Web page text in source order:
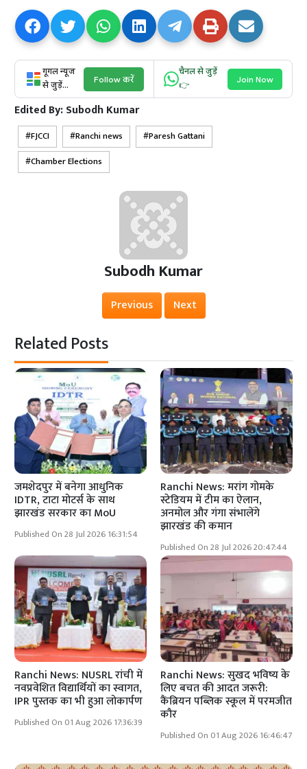
गूगल न्यूज
से जुड़ें...
Follow करें
चैनल से जुड़ें
👉
Join Now
Edited By:Subodh Kumar
FJCCI Ranchi news
Paresh Gattani
Chamber Elections
Subodh Kumar
Previous Next
Related Posts
जमशेदपुर में बनेगा आधुनिक
IDTR, टाटा मोटर्स के साथ
झारखंड सरकार का MoU
Published On 28 Jul 2026 16:31:54
Ranchi News: मरांग गोमके
स्टेडियम में टीम का ऐलान,
अनमोल और गंगा संभालेंगे
झारखंड की कमान
Published On 28 Jul 2026 20:47:44
Ranchi News: NUSRL रांची में
नवप्रवेशित विद्यार्थियों का स्वागत,
IPR पुस्तक का भी हुआ लोकार्पण
Published On 01 Aug 2026 17:36:39
Ranchi News: सुखद भविष्य के
लिए बचत की आदत जरूरी:
कैंब्रियन पब्लिक स्कूल में परमजीत
कौर
Published On 01 Aug 2026 16:46:47